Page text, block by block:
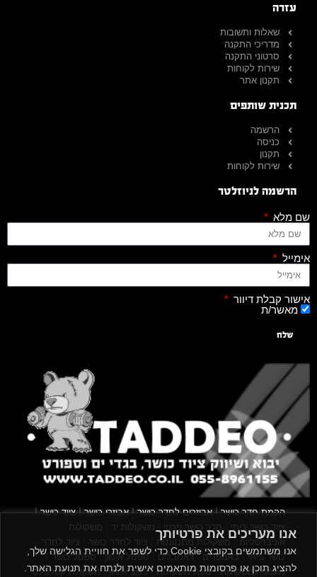
אנו מעריכים את פרטיותך
אנו משתמשים בקובצי Cookie כדי לשפר את חוויית הגלישה שלך,
להציג תוכן או פרסומות מותאמים אישית ולנתח את תנועת האתר.
עזרה
שאלות ותשובות
מדריכי התקנה
סרטוני התקנה
שירות לקוחות
תקנון אתר
תכנית שותפים
הרשמה
כניסה
תקנון
שירות לקוחות
הרשמה לניוזלטר
שם מלא
אימייל
אישור קבלת דיוור
מאשר/ת
שלח
הקמת חדר כושר|אביזרים לחדר כושר|אביזרי כושר|ציוד כושר|
ציוד כושר ביתי חדר כושר פרטי משקולות יד
משקולות
אוניברסליות |משקולות מתכווננות ציוד לחדר כושר
ציוד לחדר
כושר ביתי|באמפרים |דאמבלים |ספסל אימון | ספסל כושר|
מעמד למשקולות|ספת משקולות |כלוב אימון|משקולת קטלבלס